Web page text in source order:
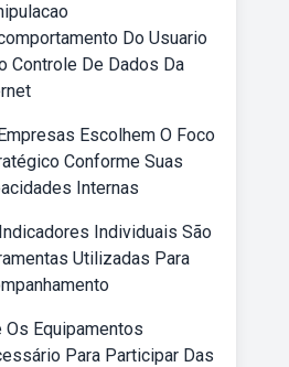
Do Usuario
Controle De Dados Da
Escolhem O Foco
Conforme Suas
Internas
Individuais São
Utilizadas Para
Os Equipamentos
Para Participar Das